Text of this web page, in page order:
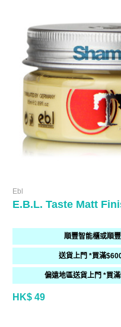
Ebl
E.B.L. Taste Matt
順豐智能櫃或順
送貨上門 *買滿
偏遠地區送貨上門 *買
HK$ 49